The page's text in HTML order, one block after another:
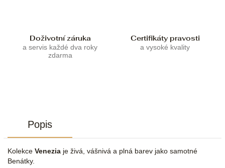
Doživotní záruka
a servis každé dva roky
zdarma
Certifikáty pravosti
a vysoké kvality
Popis
Kolekce Venezia je živá, vášnivá a plná barev jako samotné
Benátky.